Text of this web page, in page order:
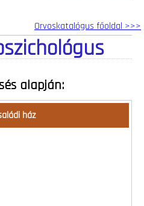
ház
Orvoskatalógus főoldal >>>
alapján: